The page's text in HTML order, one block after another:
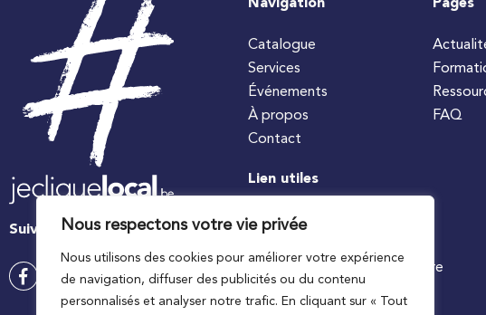
Nous respectons votre vie privée
Nous utilisons des cookies pour améliorer votre expérience
de navigation, diffuser des publicités ou du contenu
personnalisés et analyser notre trafic. En cliquant sur « Tout
Suivez-nous
Navigation
Catalogue
Services
Événements
À propos
Contact
Pages
FAQ
Lien utiles
#jecuisinelocal
Ministre wallon de l’agriculture